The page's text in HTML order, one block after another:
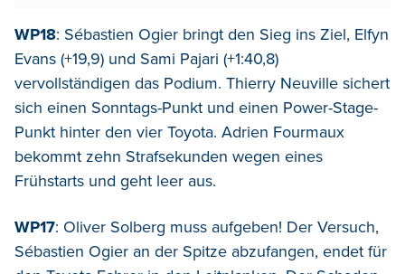
WP18: Sébastien Ogier bringt den Sieg ins Ziel, Elfyn
Evans (+19,9) und Sami Pajari (+1:40,8)
vervollständigen das Podium. Thierry Neuville sichert
sich einen Sonntags-Punkt und einen Power-Stage-
Punkt hinter den vier Toyota. Adrien Fourmaux
bekommt zehn Strafsekunden wegen eines
Frühstarts und geht leer aus.
WP17: Oliver Solberg muss aufgeben! Der Versuch,
Sébastien Ogier an der Spitze abzufangen, endet für